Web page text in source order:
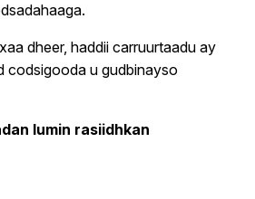
dheer, haddii carruurtaadu ay
codsigooda u gudbinayso
lumin rasiidhkan